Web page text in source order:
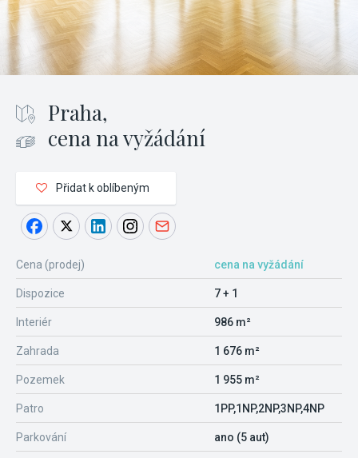
Praha,
cena na vyžádání
Přidat k oblíbeným
Cena (prodej) cena na vyžádání
Dispozice 7 + 1
Interiér 986 m²
Zahrada 1 676 m²
Pozemek 1 955 m²
Patro 1PP,1NP,2NP,3NP,4NP
Parkování ano (5 aut)